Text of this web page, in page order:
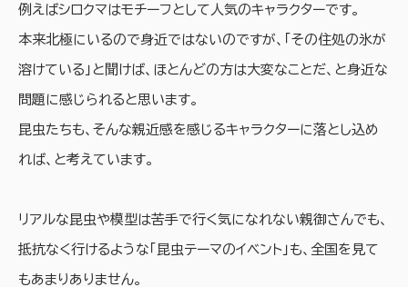
例えばシロクマはモチーフとして人気のキャラクターです。
本来北極にいるので身近ではないのですが、「その住処の氷が
溶けている」と聞けば、ほとんどの方は大変なことだ、と身近な
問題に感じられると思います。
昆虫たちも、そんな親近感を感じるキャラクターに落とし込め
れば、と考えています。
リアルな昆虫や模型は苦手で行く気になれない親御さんでも、
抵抗なく行けるような「昆虫テーマのイベント」も、全国を見て
もあまりありません。